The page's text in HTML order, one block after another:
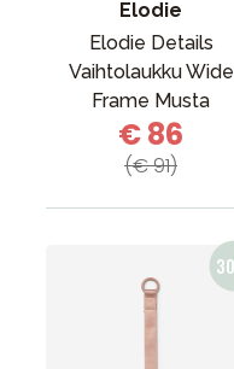
Elodie
Elodie Details
Vaihtolaukku Wide
Frame Musta
€ 86
(€ 91)